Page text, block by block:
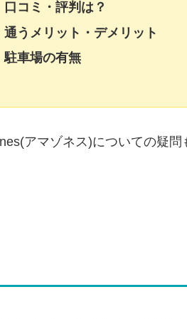
口コミ・評判は？
通うメリット・デメリット
駐車場の有無
アマゾネス)についての疑問